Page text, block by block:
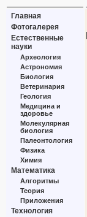
Главная
Фотогалерея
Естественные
науки
Археология
Астрономия
Биология
Ветеринария
Геология
Медицина и
здоровье
Молекулярная
биология
Палеонтология
Физика
Химия
Математика
Алгоритмы
Теория
Приложения
Технология